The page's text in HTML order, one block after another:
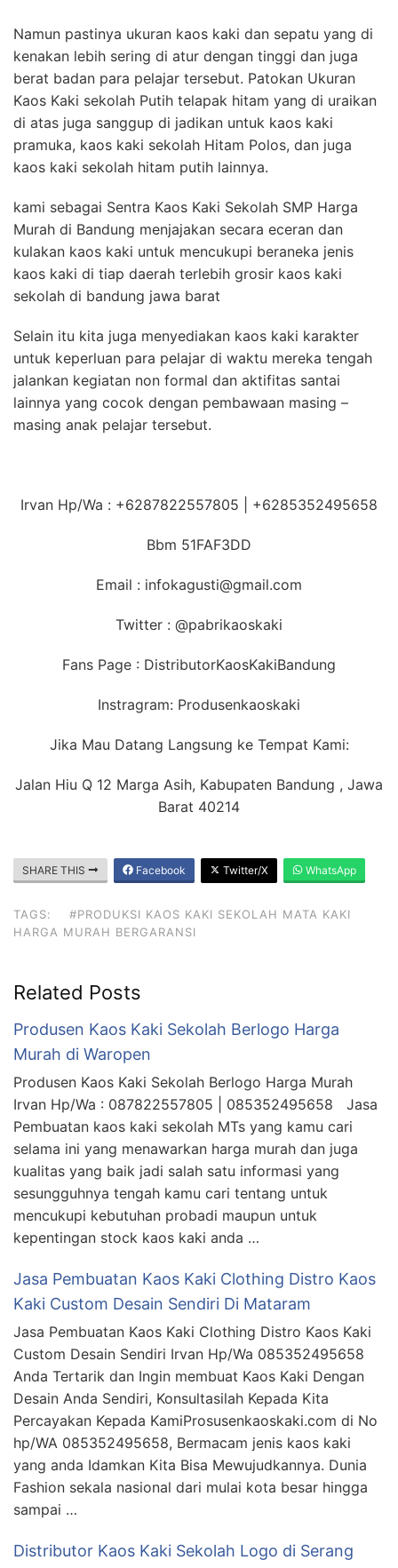
Namun pastinya ukuran kaos kaki dan sepatu yang di
kenakan lebih sering di atur dengan tinggi dan juga
berat badan para pelajar tersebut. Patokan Ukuran
Kaos Kaki sekolah Putih telapak hitam yang di uraikan
di atas juga sanggup di jadikan untuk kaos kaki
pramuka, kaos kaki sekolah Hitam Polos, dan juga
kaos kaki sekolah hitam putih lainnya.
kami sebagai Sentra Kaos Kaki Sekolah SMP Harga
Murah di Bandung menjajakan secara eceran dan
kulakan kaos kaki untuk mencukupi beraneka jenis
kaos kaki di tiap daerah terlebih grosir kaos kaki
sekolah di bandung jawa barat
Selain itu kita juga menyediakan kaos kaki karakter
untuk keperluan para pelajar di waktu mereka tengah
jalankan kegiatan non formal dan aktifitas santai
lainnya yang cocok dengan pembawaan masing –
masing anak pelajar tersebut.
Irvan Hp/Wa : +6287822557805 | +6285352495658
Bbm 51FAF3DD
Email : infokagusti@gmail.com
Twitter : @pabrikaoskaki
Fans Page : DistributorKaosKakiBandung
Instragram: Produsenkaoskaki
Jika Mau Datang Langsung ke Tempat Kami:
Jalan Hiu Q 12 Marga Asih, Kabupaten Bandung , Jawa
Barat 40214
SHARE THIS Facebook Twitter/X WhatsApp
TAGS:
#PRODUKSI KAOS KAKI SEKOLAH MATA KAKI
HARGA MURAH BERGARANSI
Related Posts
Produsen Kaos Kaki Sekolah Berlogo Harga
Murah di Waropen
Produsen Kaos Kaki Sekolah Berlogo Harga Murah
Irvan Hp/Wa : 087822557805 | 085352495658 Jasa
Pembuatan kaos kaki sekolah MTs yang kamu cari
selama ini yang menawarkan harga murah dan juga
kualitas yang baik jadi salah satu informasi yang
sesungguhnya tengah kamu cari tentang untuk
mencukupi kebutuhan probadi maupun untuk
kepentingan stock kaos kaki anda …
Jasa Pembuatan Kaos Kaki Clothing Distro Kaos
Kaki Custom Desain Sendiri Di Mataram
Jasa Pembuatan Kaos Kaki Clothing Distro Kaos Kaki
Custom Desain Sendiri Irvan Hp/Wa 085352495658
Anda Tertarik dan Ingin membuat Kaos Kaki Dengan
Desain Anda Sendiri, Konsultasilah Kepada Kita
Percayakan Kepada KamiProsusenkaoskaki.com di No
hp/WA 085352495658, Bermacam jenis kaos kaki
yang anda Idamkan Kita Bisa Mewujudkannya. Dunia
Fashion sekala nasional dari mulai kota besar hingga
sampai …
Distributor Kaos Kaki Sekolah Logo di Serang